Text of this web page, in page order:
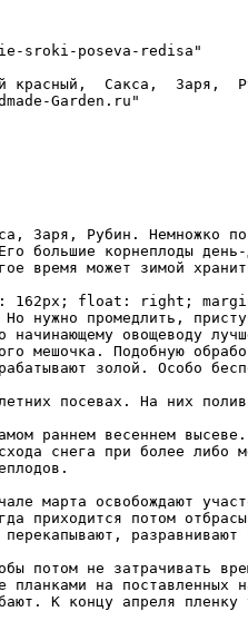
sroki-poseva-redisa"
красный,  Сакса,  Заря,
Garden.ru"
Заря, Рубин. Немножко
большие корнеплоды
время может зимой
162px; float: right;
нужно промедлить,
овощеводу
мешочка. Подобную
золой. Особо
снега при более либо
приходится потом
планками на
К концу апреля